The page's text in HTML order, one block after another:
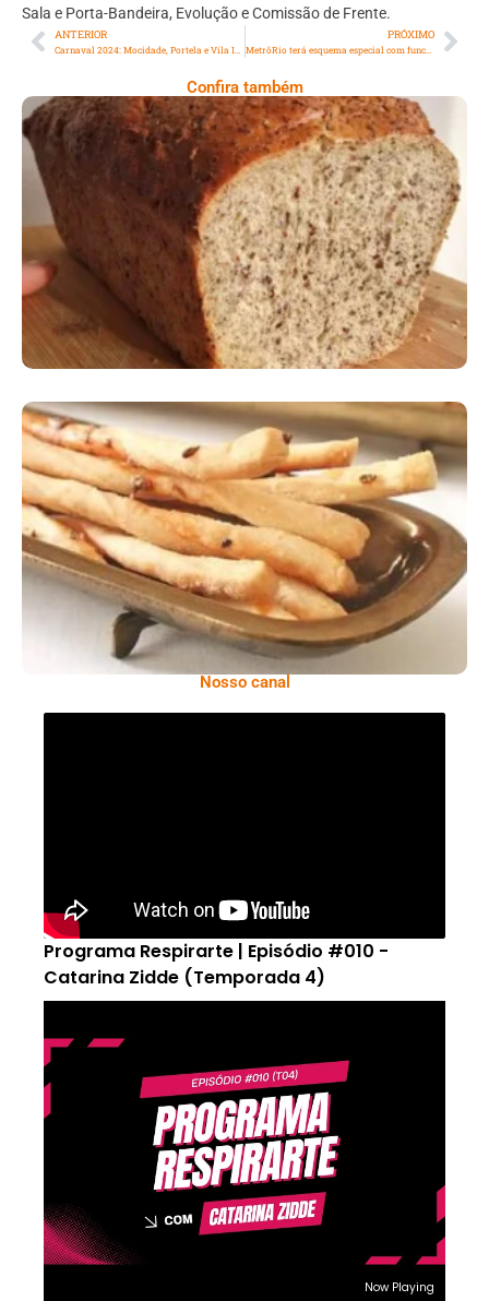
Sala e Porta-Bandeira, Evolução e Comissão de Frente.
ANTERIOR
Carnaval 2024: Mocidade, Portela e Vila Isabel abrem segundo dia de desfiles do Grupo Especial na Sapucaí
PRÓXIMO
MetrôRio terá esquema especial com funcionamento 24 horas durante os dias de Carnaval
Confira também
Comer Bem: Pão Low Carb
Comer Bem: Palitinhos De Cebola E Salsa
Nosso canal
Programa Respirarte | Episódio #010 -
Catarina Zidde (Temporada 4)
Now Playing